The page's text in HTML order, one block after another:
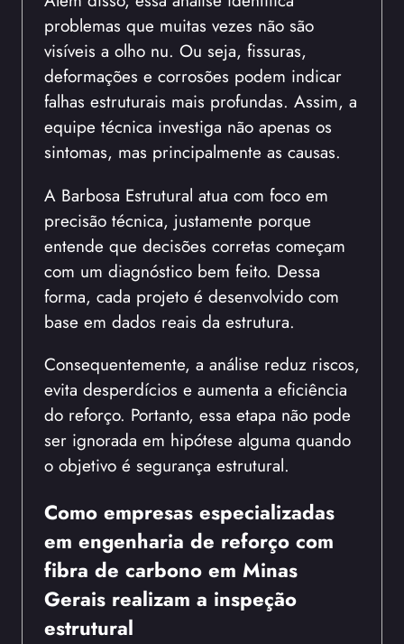
problemas que muitas vezes não são
visíveis a olho nu. Ou seja, fissuras,
deformações e corrosões podem indicar
falhas estruturais mais profundas. Assim, a
equipe técnica investiga não apenas os
sintomas, mas principalmente as causas.
A Barbosa Estrutural atua com foco em
precisão técnica, justamente porque
entende que decisões corretas começam
com um diagnóstico bem feito. Dessa
forma, cada projeto é desenvolvido com
base em dados reais da estrutura.
Consequentemente, a análise reduz riscos,
evita desperdícios e aumenta a eficiência
do reforço. Portanto, essa etapa não pode
ser ignorada em hipótese alguma quando
o objetivo é segurança estrutural.
Como empresas especializadas
em engenharia de reforço com
fibra de carbono em Minas
Gerais realizam a inspeção
estrutural